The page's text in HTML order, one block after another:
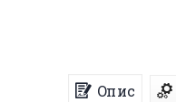
Опис